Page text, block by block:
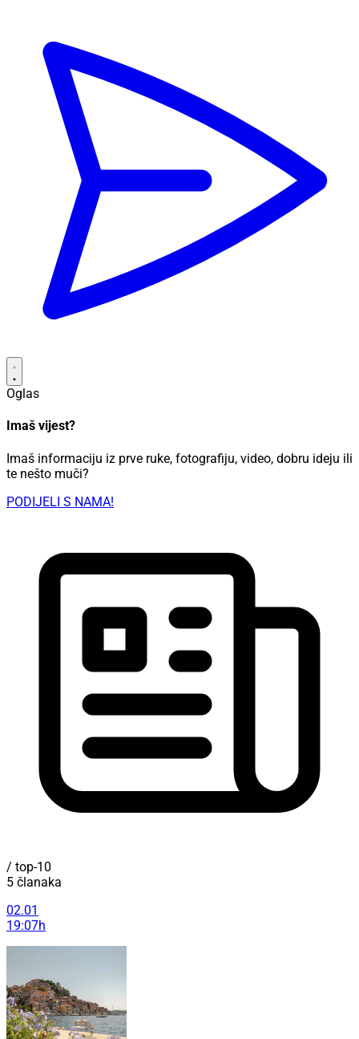
Oglas
Imaš vijest?
Imaš informaciju iz prve ruke, fotografiju, video, dobru ideju ili
te nešto muči?
PODIJELI S NAMA!
/ top-10
5 članaka
02.01
19:07h